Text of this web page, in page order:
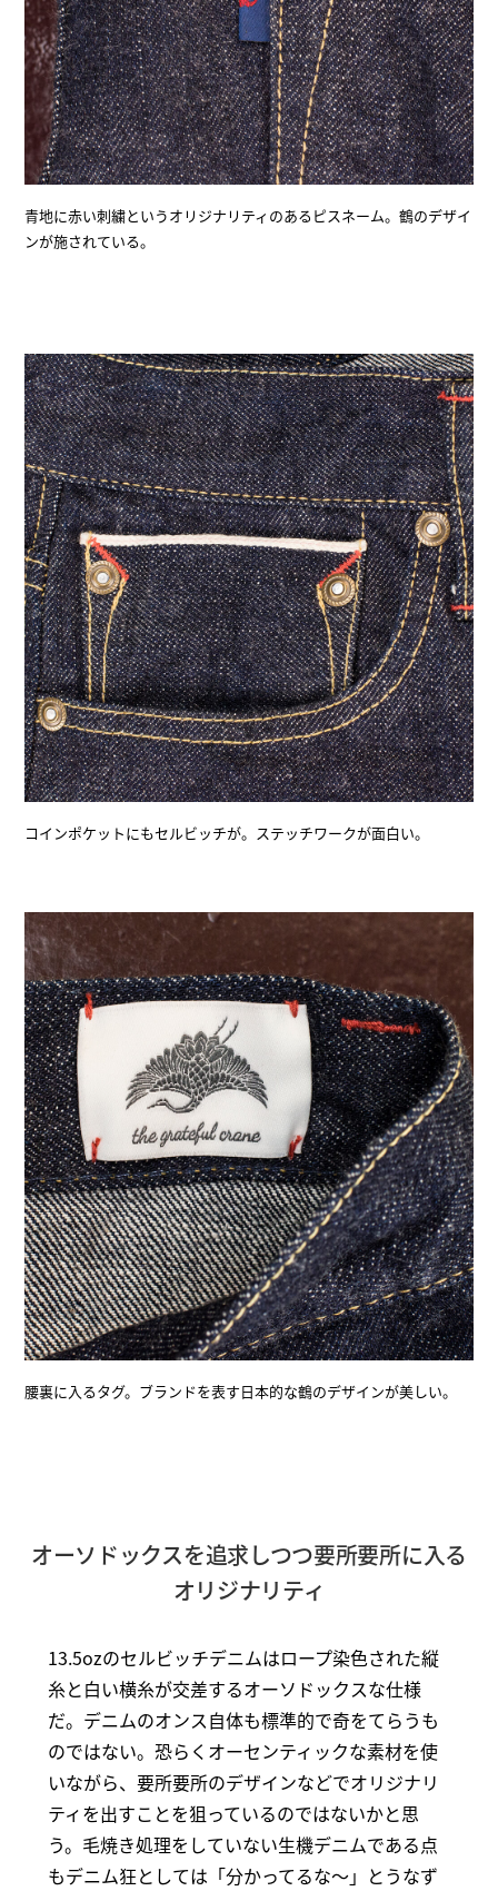
青地に赤い刺繍というオリジナリティのあるピスネーム。鶴のデザイ
ンが施されている。
コインポケットにもセルビッチが。ステッチワークが面白い。
腰裏に入るタグ。ブランドを表す日本的な鶴のデザインが美しい。
オーソドックスを追求しつつ要所要所に入る
オリジナリティ
13.5ozのセルビッチデニムはロープ染色された縦
糸と白い横糸が交差するオーソドックスな仕様
だ。デニムのオンス自体も標準的で奇をてらうも
のではない。恐らくオーセンティックな素材を使
いながら、要所要所のデザインなどでオリジナリ
ティを出すことを狙っているのではないかと思
う。毛焼き処理をしていない生機デニムである点
もデニム狂としては「分かってるな～」とうなず